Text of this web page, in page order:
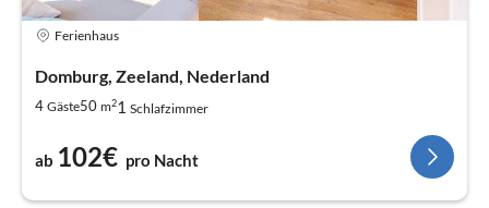
Ferienhaus
Domburg, Zeeland, Nederland
4 Gäste50 m21 Schlafzimmer
ab 102€ pro Nacht